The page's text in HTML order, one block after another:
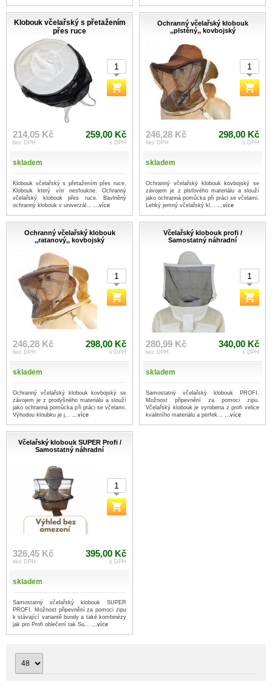
Klobouk včelařský s přetažením
přes ruce
214,05 Kč
bez DPH
259,00 Kč
s DPH
skladem
Klobouk včelařský s přetažením přes ruce.
Klobouk který vítr nesfoukne. Ochranný
včelařský klobouk přes ruce. Bavlněný
ochranný klobouk v univerzál... ...více
Ochranný včelařský klobouk
,,plstěný,, kovbojský
246,28 Kč
bez DPH
298,00 Kč
s DPH
skladem
Ochranný včelařský klobouk kovbojský se
závojem je z plsťového materiálu a slouží
jako ochranná pomůcka při práci se včelami.
Lehký jemný včelařský kl... ...více
Ochranný včelařský klobouk
,,ratanový,, kovbojský
246,28 Kč
bez DPH
298,00 Kč
s DPH
skladem
Ochranný včelařský klobouk kovbojský se
závojem je z prodyšného materiálu a slouží
jako ochranná pomůcka při práci se včelami.
Výhodou kloubku je j... ...více
Včelařský klobouk profi /
Samostatný náhradní
280,99 Kč
bez DPH
340,00 Kč
s DPH
skladem
Samostatný včelařský klobouk PROFI.
Možnost připevnění za pomoci zipu.
Včelařský klobouk je vyrobena z profi velice
kvalitního materiálu a perfek... ...více
Včelařský klobouk SUPER Profi /
Samostatný náhradní
326,45 Kč
bez DPH
395,00 Kč
s DPH
skladem
Samostatný včelařský klobouk SUPER
PROFI. Možnost připevnění za pomoci zipu
k stávající variantě bundy a také kombinézy
jak pro Profi oblečení tak Su... ...více